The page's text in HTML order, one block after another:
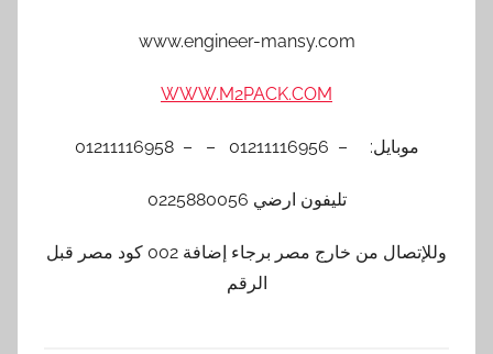
www.engineer-mansy.com
WWW.M2PACK.COM
موبايل: – 01211116956 – – 01211116958
تليفون ارضي 0225880056
وللإتصال من خارج مصر برجاء إضافة 002 كود مصر قبل
الرقم